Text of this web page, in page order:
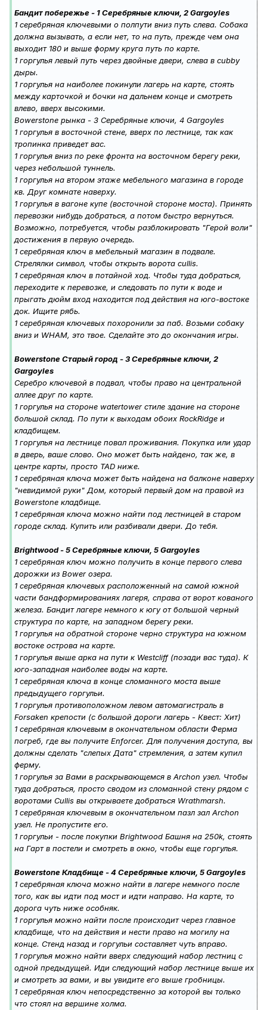
Бандит побережье - 1 Серебряные ключи, 2 Gargoyles
1 серебряная ключевыми о полпути вниз путь слева. Собака
должна вызывать, а если нет, то на путь, прежде чем она
выходит 180 и выше форму круга путь по карте.
1 горгулья левый путь через двойные двери, слева в cubby
дыры.
1 горгулья на наиболее покинули лагерь на карте, стоять
между карточкой и бочки на дальнем конце и смотреть
влево, вверх высокими.
Bowerstone рынка - 3 Серебряные ключи, 4 Gargoyles
1 горгулья в восточной стене, вверх по лестнице, так как
тропинка приведет вас.
1 горгулья вниз по реке фронта на восточном берегу реки,
через небольшой туннель.
1 горгулья на втором этаже мебельного магазина в городе
кв. Друг комнате наверху.
1 горгулья в вагоне купе (восточной стороне моста). Принять
перевозки нибудь добраться, а потом быстро вернуться.
Возможно, потребуется, чтобы разблокировать "Герой воли"
достижения в первую очередь.
1 серебряная ключ в мебельный магазин в подвале.
Стрелялки символ, чтобы открыть ворота cullis.
1 серебряная ключ в потайной ход. Чтобы туда добраться,
переходите к перевозке, и следовать по пути к воде и
прыгать дюйм вход находится под действия на юго-востоке
док. Ищите рябь.
1 серебряная ключевых похоронили за паб. Возьми собаку
вниз и WHAM, это твое. Сделайте это до окончания игры.
Bowerstone Старый город - 3 Серебряные ключи, 2
Gargoyles
Серебро ключевой в подвал, чтобы право на центральной
аллее друг по карте.
1 горгулья на стороне watertower стиле здание на стороне
большой склад. По пути к выходам обоих RockRidge и
кладбищем.
1 горгулья на лестнице повал проживания. Покупка или удар
в дверь, ваше слово. Оно может быть найдено, так же, в
центре карты, просто TAD ниже.
1 серебряная ключа может быть найдена на балконе наверху
"невидимой руки" Дом, который первый дом на правой из
Bowerstone кладбище.
1 серебряная ключа можно найти под лестницей в старом
городе склад. Купить или разбивали двери. До тебя.
Brightwood - 5 Серебряные ключи, 5 Gargoyles
1 серебряная ключ можно получить в конце первого слева
дорожки из Bower озера.
1 серебряная ключевых расположенный на самой южной
части бандформированиях лагеря, справа от ворот кованого
железа. Бандит лагере немного к югу от большой черный
структура по карте, на западном берегу реки.
1 горгулья на обратной стороне черно структура на южном
востоке острова на карте.
1 горгулья выше арка на пути к Westcliff (позади вас туда). К
юго-западная наиболее воды на карте.
1 серебряная ключа в конце сломанного моста выше
предыдущего горгульи.
1 горгулья противоположном левом автомагистраль в
Forsaken крепости (с большой дороги лагерь - Квест: Хит)
1 серебряная ключевым в окончательном области Ферма
погреб, где вы получите Enforcer. Для получения доступа, вы
должны сделать "слепых Дата" стремления, а затем купил
ферму.
1 горгулья за Вами в раскрывающемся в Archon узел. Чтобы
туда добраться, просто сводом из сломанной стену рядом с
воротами Cullis вы открываете добраться Wrathmarsh.
1 серебряная ключевым в окончательном пазл зал Archon
узел. Не пропустите его.
1 горгульи - после покупки Brightwood Башня на 250k, стоять
на Гарт в постели и смотреть в окно, чтобы еще горгулья.
Bowerstone Кладбище - 4 Серебряные ключи, 5 Gargoyles
1 серебряная ключа можно найти в лагере немного после
того, как вы идти под мост и идти направо. На карте, то
дорога чуть ниже особняк.
1 горгулья можно найти после происходит через главное
кладбище, что на действия и нести право на могилу на
конце. Стенд назад и горгульи составляет чуть вправо.
1 горгулья можно найти вверх следующий набор лестниц с
одной предыдущей. Иди следующий набор лестнице выше их
и смотреть за вами, и вы увидите его выше гробницы.
1 серебряная ключ непосредственно за которой вы только
что стоял на вершине холма.